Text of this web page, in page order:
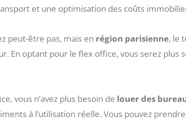
et une optimisation des coûts
peut-être pas, mais en région parisienne, le
En optant pour le flex office, vous serez plus
vous n’avez plus besoin de louerdes
à l’utilisation réelle. Vous pouvez